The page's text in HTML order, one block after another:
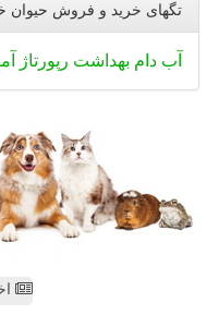
تگهای خرید و فروش حیوان
آب دام بهداشت رپورتاژ